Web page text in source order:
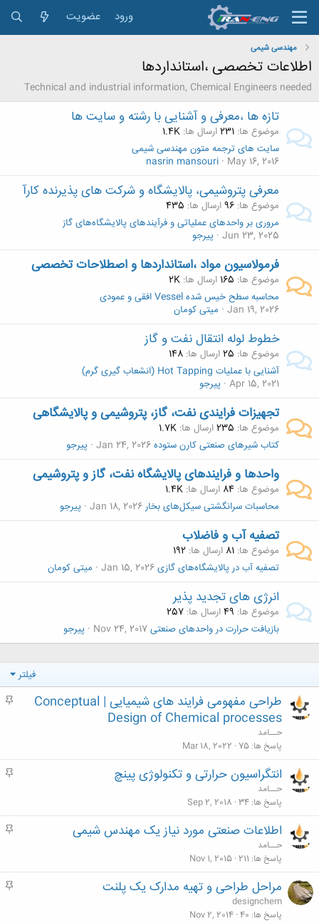
ورود عضویت
مهندسی شیمی
اطلاعات تخصصی ،استانداردها
Technical and industrial information, Chemical Engineers needed
تازه ها ،معرفی و آشنايی با رشته و سايت ها
موضوع ها 231ارسال ها 1.4K
سایت های ترجمه متون مهندسی شیمی
May 16, 2016
nasrin mansouri
معرفی پتروشيمی،‌ پالايشگاه و شركت های پذيرنده كارآ
موضوع ها 96ارسال ها 435
مروری بر واحدهای عملیاتی و فرآیندهای پالایشگاه‌های گاز
Jun 23, 2025 پیرجو
فرمولاسيون مواد ،استانداردها و اصطلاحات تخصصی
موضوع ها 165 ارسال ها 2K
محاسبه سطح خیس شده Vessel افقی و عمودی
Jan 19, 2026 میتی کومان
خطوط لوله انتقال نفت و گاز
موضوع ها 25ارسال ها 148
آشنایی با عملیات Hot Tapping (انشعاب گیری گرم)
Apr 15, 2021 پیرجو
تجهیزات فرایندی نفت، گاز، پتروشیمی و پالایشگاهی
موضوع ها 235ارسال ها 1.7K
کتاب شیرهای صنعتی کارن ستودهJan 24, 2026 پیرجو
واحدها و فرایندهای پالایشگاه نفت، گاز و پتروشیمی
موضوع ها 84 ارسال ها 1.4K
محاسبات سرانگشتی سیکل‌های بخارJan 18, 2026 پیرجو
تصفیه آب و فاضلاب
موضوع ها 81 ارسال ها 192
تصفیه آب در پالایشگاه‌های گازیJan 15, 2026 میتی کومان
انرژی های تجدید پذیر
موضوع ها 49ارسال ها 257
بازیافت حرارت در واحدهای صنعتیNov 24, 2017 پیرجو
فیلتر
م
طراحی مفهومی فرایند های شیمیایی | Conceptual
Design of Chemical processes
حــامد
پاسخ ها 75
Mar 18, 2022
م
انتگراسیون حرارتی و تکنولوژی پینچ
حــامد
پاسخ ها 34
Sep 2, 2018
م
اطلاعات صنعتی مورد نیاز یک مهندس شیمی
حــامد
پاسخ ها 211
Nov 1, 2015
م
مراحل طراحی و تهیه مدارک یک پلنت
designchem
پاسخ ها 40
Nov 2, 2014